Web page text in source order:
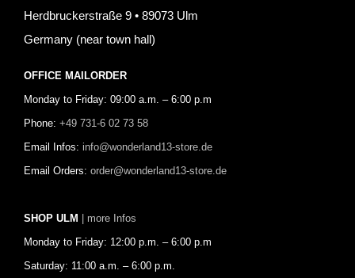
Herdbruckerstraße 9 • 89073 Ulm
Germany (near town hall)
OFFICE MAILORDER
Monday to Friday: 09:00 a.m. – 6:00 p.m
Phone: +49 731-6 02 73 58
Email Infos: info@wonderland13-store.de
Email Orders: order@wonderland13-store.de
SHOP ULM | more Infos
Monday to Friday: 12:00 p.m. – 6:00 p.m
Saturday: 11:00 a.m. – 6:00 p.m.